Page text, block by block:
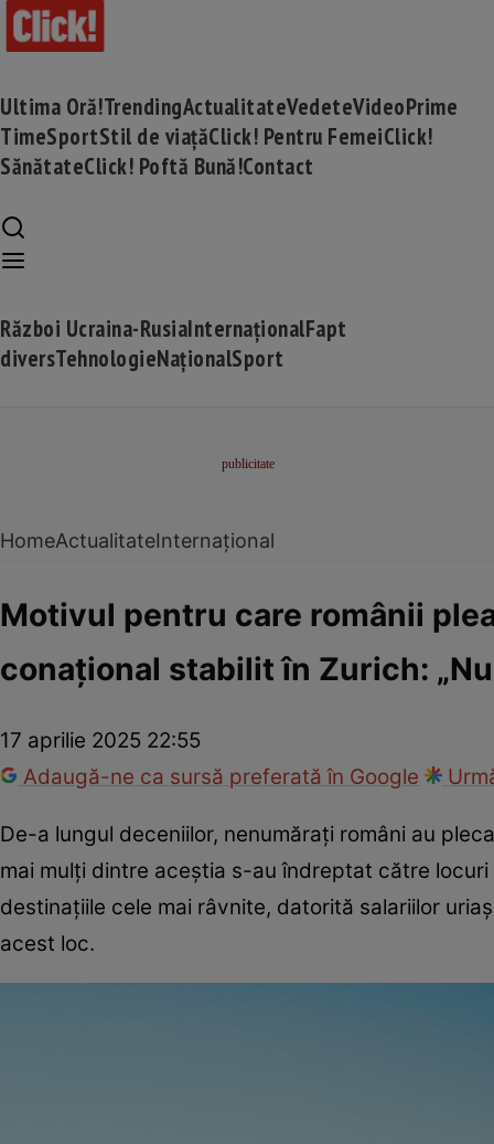
Ultima Oră!TrendingActualitateVedeteVideoPrime
TimeSportStil de viațăClick! Pentru FemeiClick!
SănătateClick! Poftă Bună!Contact
Război Ucraina-RusiaInternaționalFapt
diversTehnologieNaționalSport
HomeActualitateInternațional
Motivul pentru care românii
conațional stabilit în Zurich:
17 aprilie 2025 22:55
Adaugă-ne ca sursă preferată în Google
De-a lungul deceniilor, nenumărați români au
mai mulți dintre aceștia s-au îndreptat către
destinațiile cele mai râvnite, datorită salariilor
acest loc.